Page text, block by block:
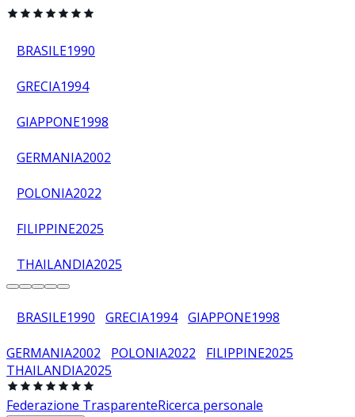
BRASILE1990
GRECIA1994
GIAPPONE1998
GERMANIA2002
POLONIA2022
FILIPPINE2025
THAILANDIA2025
BRASILE1990 GRECIA1994 GIAPPONE1998
GERMANIA2002 POLONIA2022 FILIPPINE2025
THAILANDIA2025
Federazione TrasparenteRicerca personale